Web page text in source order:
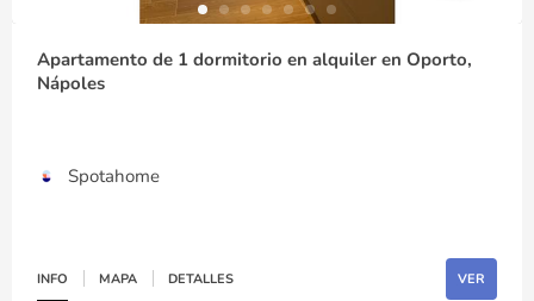
Apartamento de 1 dormitorio en alquiler en Oporto,
Nápoles
Spotahome
INFO MAPA DETALLES VER